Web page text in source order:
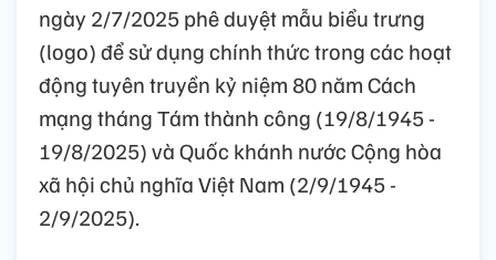
ngày 2/7/2025 phê duyệt mẫu biểu trưng
(logo) để sử dụng chính thức trong các hoạt
động tuyên truyền kỷ niệm 80 năm Cách
mạng tháng Tám thành công (19/8/1945 -
19/8/2025) và Quốc khánh nước Cộng hòa
xã hội chủ nghĩa Việt Nam (2/9/1945 -
2/9/2025).